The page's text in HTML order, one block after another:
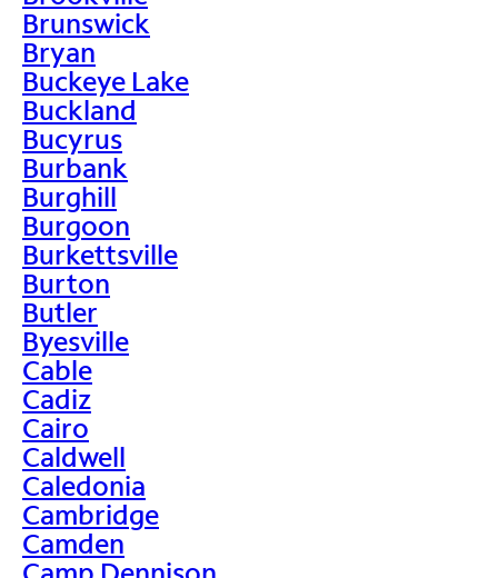
Brunswick
Bryan
Buckeye Lake
Buckland
Bucyrus
Burbank
Burghill
Burgoon
Burkettsville
Burton
Butler
Byesville
Cable
Cadiz
Cairo
Caldwell
Caledonia
Cambridge
Camden